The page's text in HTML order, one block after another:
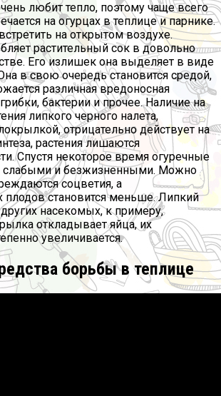
любит тепло, поэтому чаще всего
на огурцах в теплице и парнике.
на открытом воздухе.
растительный сок в довольно
Его излишек она выделяет в виде
в свою очередь становится средой,
различная вредоносная
бактерии и прочее. Наличие на
липкого черного налета,
отрицательно действует на
растения лишаются
Спустя некоторое время огуречные
слабыми и безжизненными. Можно
соцветия, а
становится меньше. Липкий
насекомых, к примеру,
откладывает яйца, их
увеличивается.
борьбы в теплице